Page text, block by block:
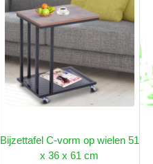
Bijzettafel C-vorm op wielen 51
x 36 x 61 cm